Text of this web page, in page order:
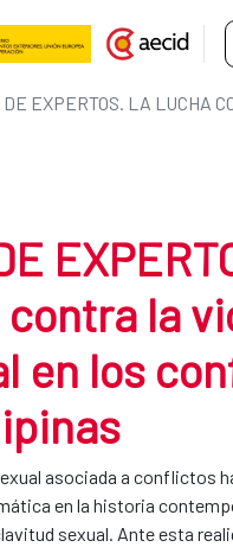
contra la
en los
asociada a conflictos
en la historia
sexual. Ante esta